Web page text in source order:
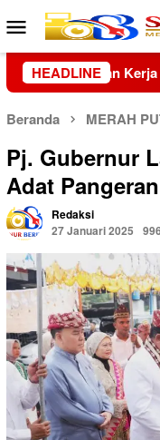
Loncat
ke
konten
Menu
Mobile
HEADLINE
Center di Riau dan
Beranda MERAH
Pj. Gubernur
Adat
Redaksi
27 Januari 2025